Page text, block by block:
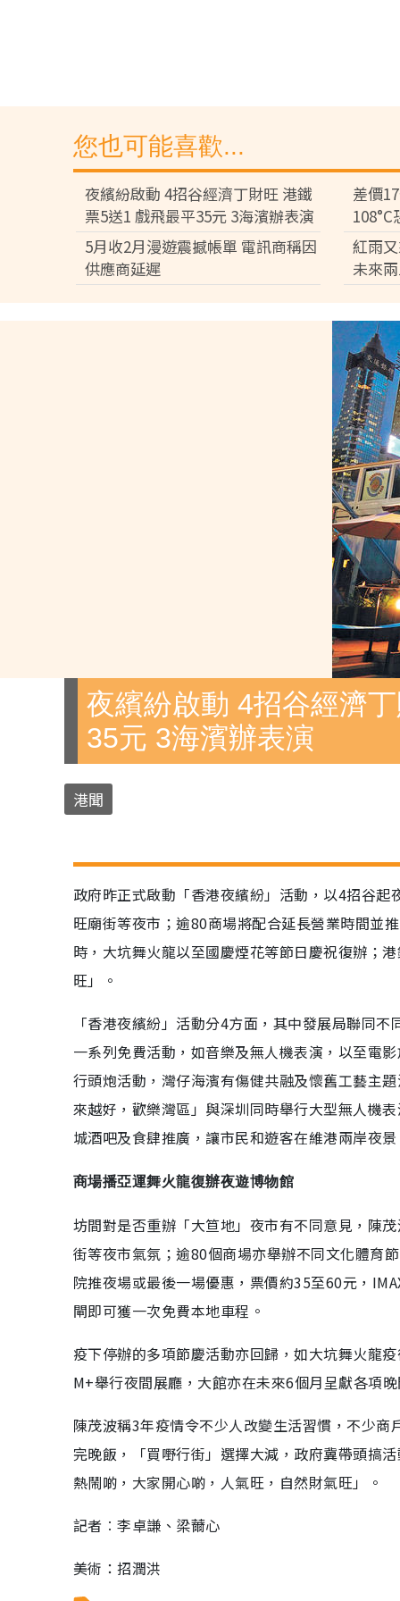
您也可能喜歡...
夜繽紛啟動 4招谷經濟丁財旺 港鐵
票5送1 戲飛最平35元 3海濱辦表演
差價
差逾
5月收2月漫遊震撼帳單 電訊商稱因
供應商延遲
紅雨
未來
夜繽紛啟動 4招谷經濟
35元 3海濱辦表演
港聞
政府昨正式啟動「香港夜繽紛」活動，以4招谷
旺廟街等夜市；逾80商場將配合延長營業時間並
時，大坑舞火龍以至國慶煙花等節日慶祝復辦；
旺」。
「香港夜繽紛」活動分4方面，其中發展局聯同
一系列免費活動，如音樂及無人機表演，以至電
行頭炮活動，灣仔海濱有傷健共融及懷舊工藝主
來越好，歡樂灣區」與深圳同時舉行大型無人機
城酒吧及食肆推廣，讓市民和遊客在維港兩岸夜
商場播亞運舞火龍復辦夜遊博物館
坊間對是否重辦「大笪地」夜市有不同意見，陳
街等夜市氣氛；逾80個商場亦舉辦不同文化體育
院推夜場或最後一場優惠，票價約35至60元，
閘即可獲一次免費本地車程。
疫下停辦的多項節慶活動亦回歸，如大坑舞火龍
M+舉行夜間展廳，大館亦在未來6個月呈獻各項晚
陳茂波稱3年疫情令不少人改變生活習慣，不少
完晚飯，「買嘢行街」選擇大減，政府冀帶頭搞
熱鬧啲，大家開心啲，人氣旺，自然財氣旺」。
記者︰李卓謙、梁薾心
美術：招潤洪